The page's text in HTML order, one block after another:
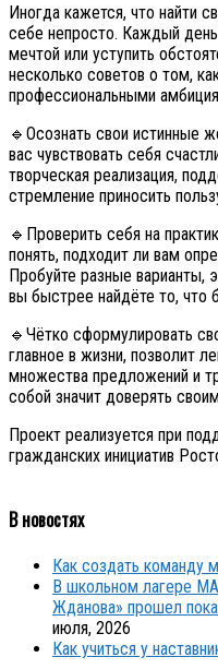
Иногда кажется, что найти
себе непросто. Каждый
мечтой или уступить
несколько советов о том,
профессиональными
🔹Осознать свои истинные
вас чувствовать себя
творческая реализация,
стремление приносить
🔹Проверить себя на
понять, подходит ли вам
Пробуйте разные варианты,
вы быстрее найдёте то, что
🔹Чётко сформулировать
главное в жизни, позволит
множества предложений и
собой значит доверять
Проект реализуется при
гражданских инициатив
В новостях
Как создать команду
В школьном лагере
Жданова» прошел
июля, 2026
Как учиться у